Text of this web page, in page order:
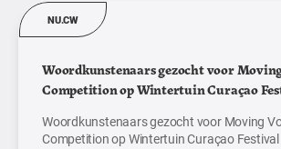
NU.CW
Woordkunstenaars gezocht voor
Competition op Wintertuin Curaçao
Woordkunstenaars gezocht voor Moving
Competition op Wintertuin Curaçao